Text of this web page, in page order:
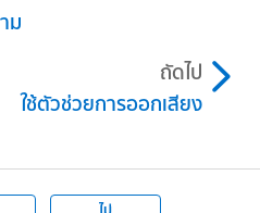
ม
ถัดไป
ใช้ตัวช่วยการออกเสียง